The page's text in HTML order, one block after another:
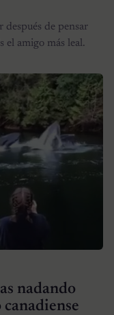
después de pensar
el amigo más leal.
nadando
canadiense